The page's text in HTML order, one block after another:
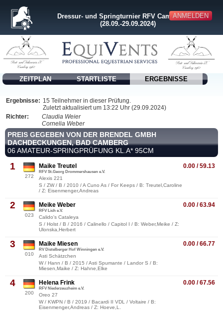
ANMELDEN
Dressur- und Springturnier RFV Camberg e.V.
(28.09.-29.09.2024)
ZEITPLAN STARTLISTE ERGEBNISSE
Ergebnisse: 15 Teilnehmer in dieser Prüfung.
Zuletzt aktualisiert um 13:22 Uhr (29.09.2024)
Richter:
Claudia Weier
Cornelia Weber
PREIS GEGEBEN VON DER BRENDEL GMBH
DACHDECKUNGEN, BAD CAMBERG
06 AMATEUR-SPRINGPRÜFUNG KL.A* 95CM
1
272
0.00 / 59.13
Maike Treutel
RFV St.Georg Drommershausen e.V.
Alexis 221
S / ZW / B / 2010 / A Cuno As / For Keeps / B: Treutel,Caroline
/ Z: Eisenmenger,Andreas
2
023
0.00 / 63.94
Meike Weber
RFV Lich e.V.
Calido's Cataleya
S / Holst / B / 2016 / Calinello / Capitol I / B: Weber,Meike / Z:
Ulonska,Herbert
3
010
0.00 / 66.77
Maike Miesen
RV Distelberger Hof Winningen e.V.
Asti Schätzchen
W / Hann / B / 2015 / Asti Spumante / Landor S / B:
Miesen,Maike / Z: Hahne,Elke
4
200
0.00 / 67.56
Helena Frink
RFV Niederzeuzheim e.V.
Oreo 27
W / KWPN / B / 2019 / Bacardi II VDL / Voltaire / B:
Eisenmenger,Andreas / Z: Hoeve,L.